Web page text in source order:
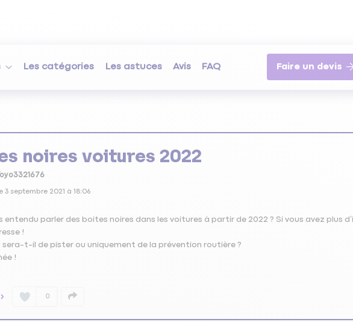
Les catégories Les astuces Avis FAQ Faire un devis
noires voitures 2022
3 septembre 2021 à 18:06
entendu parler des boites noires dans les voitures à partir de 2022 ? Si vous avez plus
!
sera-t-il de pister ou uniquement de la prévention routière ?
!
0